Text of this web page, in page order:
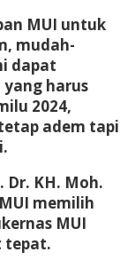
MUI untuk
mudah-
dapat
harus
2024,
adem tapi
Dr. KH. Moh.
memilih
MUI
tepat.